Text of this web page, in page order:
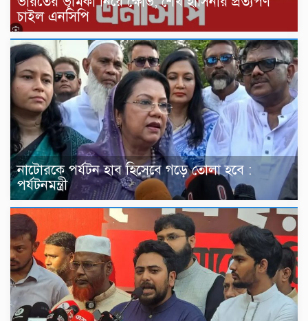
চাইল এনসিপি
নাটোরকে পর্যটন হাব হিসেবে গড়ে তোলা হবে :
পর্যটনমন্ত্রী